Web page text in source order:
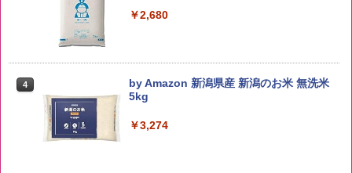
￥2,680
4
by Amazon 新潟県産 新潟のお米 無洗米
5kg
￥3,274